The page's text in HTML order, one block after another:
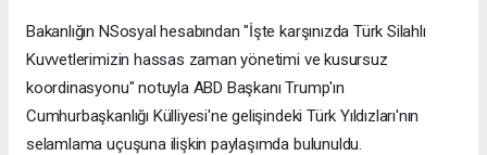
Bakanlığın NSosyal hesabından "İşte karşınızda Türk Silahlı
Kuvvetlerimizin hassas zaman yönetimi ve kusursuz
koordinasyonu" notuyla ABD Başkanı Trump'ın
Cumhurbaşkanlığı Külliyesi'ne gelişindeki Türk Yıldızları'nın
selamlama uçuşuna ilişkin paylaşımda bulunuldu.